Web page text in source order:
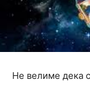
Не велиме дека